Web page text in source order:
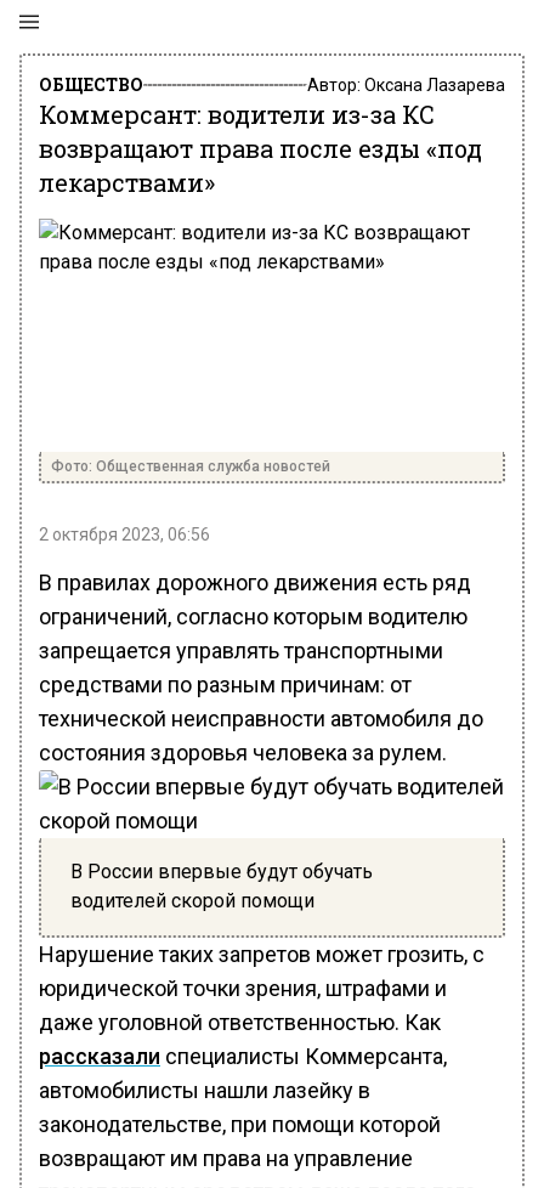
ОБЩЕСТВО Автор: Оксана Лазарева
Коммерсант: водители из-за КС
возвращают права после езды «под
лекарствами»
Фото: Общественная служба новостей
2 октября 2023, 06:56
В правилах дорожного движения есть ряд
ограничений, согласно которым водителю
запрещается управлять транспортными
средствами по разным причинам: от
технической неисправности автомобиля до
состояния здоровья человека за рулем.
В России впервые будут обучать
водителей скорой помощи
Нарушение таких запретов может грозить, с
юридической точки зрения, штрафами и
даже уголовной ответственностью. Как
рассказали специалисты Коммерсанта,
автомобилисты нашли лазейку в
законодательстве, при помощи которой
возвращают им права на управление